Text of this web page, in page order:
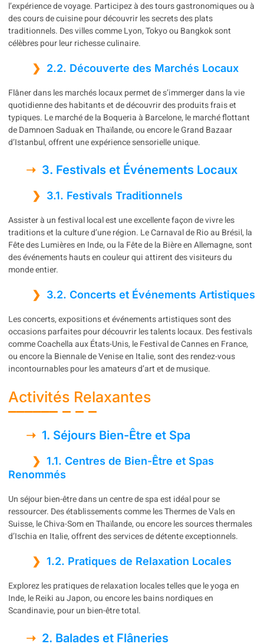
l’expérience de voyage. Participez à des tours gastronomiques ou à
des cours de cuisine pour découvrir les secrets des plats
traditionnels. Des villes comme Lyon, Tokyo ou Bangkok sont
célèbres pour leur richesse culinaire.
2.2. Découverte des Marchés Locaux
Flâner dans les marchés locaux permet de s’immerger dans la vie
quotidienne des habitants et de découvrir des produits frais et
typiques. Le marché de la Boqueria à Barcelone, le marché flottant
de Damnoen Saduak en Thaïlande, ou encore le Grand Bazaar
d’Istanbul, offrent une expérience sensorielle unique.
3. Festivals et Événements Locaux
3.1. Festivals Traditionnels
Assister à un festival local est une excellente façon de vivre les
traditions et la culture d’une région. Le Carnaval de Rio au Brésil, la
Fête des Lumières en Inde, ou la Fête de la Bière en Allemagne, sont
des événements hauts en couleur qui attirent des visiteurs du
monde entier.
3.2. Concerts et Événements Artistiques
Les concerts, expositions et événements artistiques sont des
occasions parfaites pour découvrir les talents locaux. Des festivals
comme Coachella aux États-Unis, le Festival de Cannes en France,
ou encore la Biennale de Venise en Italie, sont des rendez-vous
incontournables pour les amateurs d’art et de musique.
Activités Relaxantes
1. Séjours Bien-Être et Spa
1.1. Centres de Bien-Être et Spas
Renommés
Un séjour bien-être dans un centre de spa est idéal pour se
ressourcer. Des établissements comme les Thermes de Vals en
Suisse, le Chiva-Som en Thaïlande, ou encore les sources thermales
d’Ischia en Italie, offrent des services de détente exceptionnels.
1.2. Pratiques de Relaxation Locales
Explorez les pratiques de relaxation locales telles que le yoga en
Inde, le Reiki au Japon, ou encore les bains nordiques en
Scandinavie, pour un bien-être total.
2. Balades et Flâneries